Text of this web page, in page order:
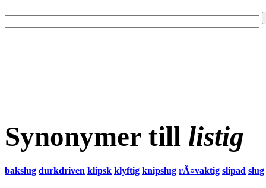
Synonymer till listig
bakslug durkdriven klipsk klyftig knipslug rÃ¤vaktig slipad slug